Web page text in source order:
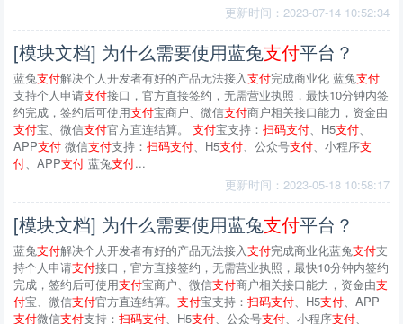
更新时间：2023-07-14 10:52:34
[模块文档] 为什么需要使用蓝兔支付平台？
蓝兔支付解决个人开发者有好的产品无法接入支付完成商业化 蓝兔支付
支持个人申请支付接口，官方直接签约，无需营业执照，最快10分钟内签
约完成，签约后可使用支付宝商户、微信支付商户相关接口能力，资金由
支付宝、微信支付官方直连结算。 支付宝支持： 扫码支付、H5支付、
APP支付 微信支付支持： 扫码支付、H5支付、公众号支付、小程序支
付、APP支付 蓝兔支付...
更新时间：2023-05-18 10:58:17
[模块文档] 为什么需要使用蓝兔支付平台？
蓝兔支付解决个人开发者有好的产品无法接入支付完成商业化蓝兔支付支
持个人申请支付接口，官方直接签约，无需营业执照，最快10分钟内签约
完成，签约后可使用支付宝商户、微信支付商户相关接口能力，资金由支
付宝、微信支付官方直连结算。 支付宝支持： 扫码支付、H5支付、APP
支付微信支付支持： 扫码支付、H5支付、公众号支付、小程序支付、